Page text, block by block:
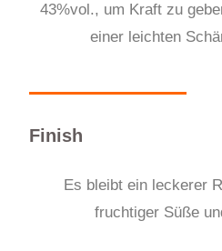
43%vol., um Kraft zu
einer leichten
Finish
Es bleibt ein leckerer
fruchtiger Süße